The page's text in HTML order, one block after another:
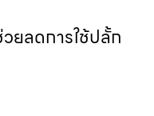
ยลดการใช้ปลั้ก